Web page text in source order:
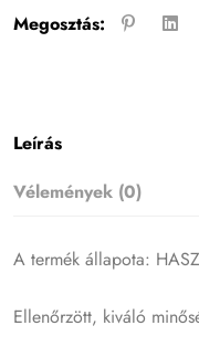
Megosztás:
Leírás
Vélemények (0)
A termék állapota:
Ellenőrzött, kiváló